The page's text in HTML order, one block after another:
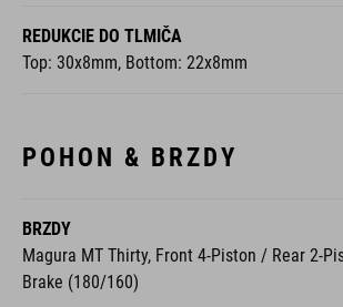
REDUKCIE DO TLMIČA
Top: 30x8mm, Bottom: 22x8mm
POHON & BRZDY
BRZDY
Magura MT Thirty, Front 4-Piston / Rear 2-
Brake (180/160)